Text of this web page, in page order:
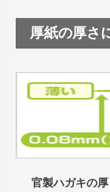
厚紙の厚さ
官製ハガキの